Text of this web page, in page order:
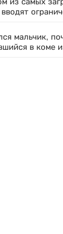
из самых
мальчик,
в коме